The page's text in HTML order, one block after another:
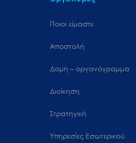
Ποιοι είμαστε
Αποστολή
Δομή – οργανόγραμμα
Διοίκηση
Στρατηγική
Υπηρεσίες Εσωτερικού